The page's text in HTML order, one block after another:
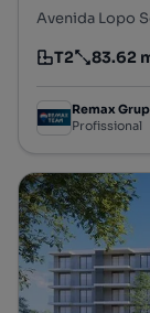
Tipologia
T2
Preço por83.62
Andar
Remax
Profissional